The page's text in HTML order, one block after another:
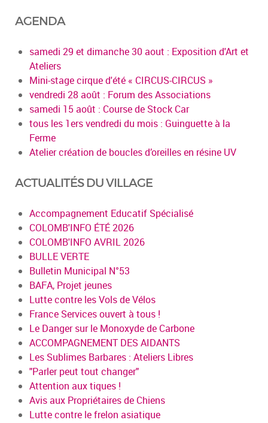
AGENDA
samedi 29 et dimanche 30 aout : Exposition d'Art et
Ateliers
Mini-stage cirque d'été « CIRCUS-CIRCUS »
vendredi 28 août : Forum des Associations
samedi 15 août : Course de Stock Car
tous les 1ers vendredi du mois : Guinguette à la
Ferme
Atelier création de boucles d’oreilles en résine UV
ACTUALITÉS DU VILLAGE
Accompagnement Educatif Spécialisé
COLOMB'INFO ÉTÉ 2026
COLOMB'INFO AVRIL 2026
BULLE VERTE
Bulletin Municipal N°53
BAFA, Projet jeunes
Lutte contre les Vols de Vélos
France Services ouvert à tous !
Le Danger sur le Monoxyde de Carbone
ACCOMPAGNEMENT DES AIDANTS
Les Sublimes Barbares : Ateliers Libres
"Parler peut tout changer"
Attention aux tiques !
Avis aux Propriétaires de Chiens
Lutte contre le frelon asiatique